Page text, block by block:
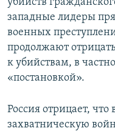
западные лидеры
военных
продолжают
к убийствам, в
«постановкой».
Россия отрицает,
захватническую